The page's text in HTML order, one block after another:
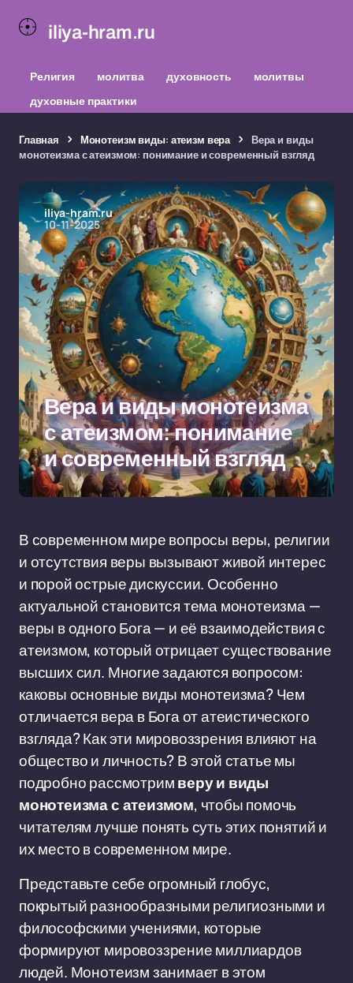
iliya-hram.ru
Религия молитва духовность
молитвы
духовные практики
Главная Монотеизм виды: атеизм вера
Вера и виды
монотеизма с атеизмом: понимание и современный взгляд
iliya-hram.ru
10-11-2025
Вера и виды монотеизма
с атеизмом: понимание
и современный взгляд
В современном мире вопросы веры, религии
и отсутствия веры вызывают живой интерес
и порой острые дискуссии. Особенно
актуальной становится тема монотеизма —
веры в одного Бога — и её взаимодействия с
атеизмом, который отрицает существование
высших сил. Многие задаются вопросом:
каковы основные виды монотеизма? Чем
отличается вера в Бога от атеистического
взгляда? Как эти мировоззрения влияют на
общество и личность? В этой статье мы
подробно рассмотримверу и виды
монотеизма с атеизмом, чтобы помочь
читателям лучше понять суть этих понятий и
их место в современном мире.
Представьте себе огромный глобус,
покрытый разнообразными религиозными и
философскими учениями, которые
формируют мировоззрение миллиардов
людей. Монотеизм занимает в этом